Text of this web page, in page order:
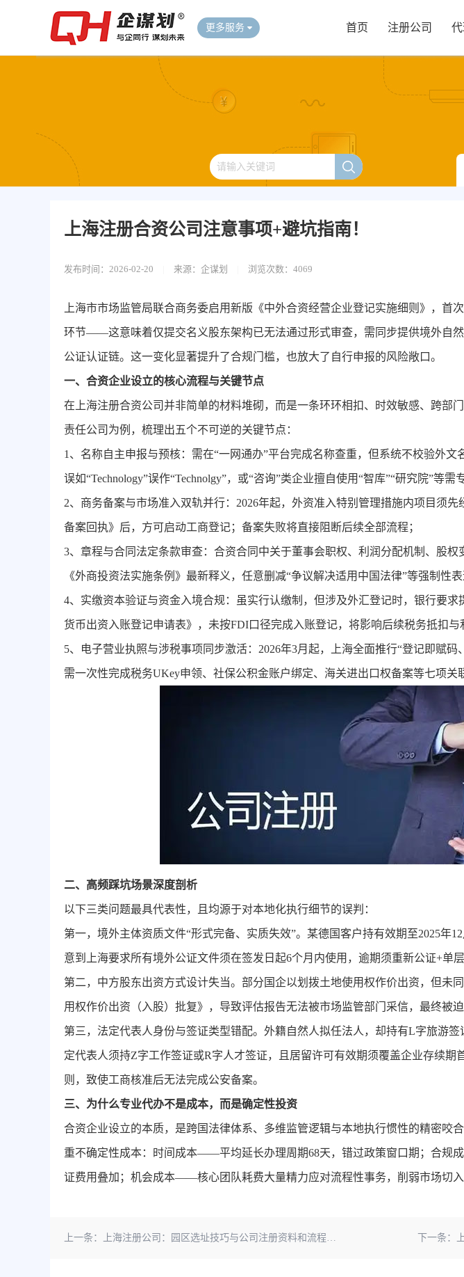
更多服务 首页 注册公司
上海注册合资公司注意事项+避坑指南！
发布时间：2026-02-20 来源：企谋划 浏览次数：4069
上海市市场监管局联合商务委启用新版《中外合资经营企业登记实施细则》，首
环节——这意味着仅提交名义股东架构已无法通过形式审查，需同步提供境外自
公证认证链。这一变化显著提升了合规门槛，也放大了自行申报的风险敞口。
一、合资企业设立的核心流程与关键节点
在上海注册合资公司并非简单的材料堆砌，而是一条环环相扣、时效敏感、跨部
责任公司为例，梳理出五个不可逆的关键节点：
1、名称自主申报与预核：需在“一网通办”平台完成名称查重，但系统不校验外
误如“Technology”误作“Technolgy”，或“咨询”类企业擅自使用“智库”“研究院”等需
2、商务备案与市场准入双轨并行：2026年起，外资准入特别管理措施内项目须
备案回执》后，方可启动工商登记；备案失败将直接阻断后续全部流程；
3、章程与合同法定条款审查：合资合同中关于董事会职权、利润分配机制、股权
《外商投资法实施条例》最新释义，任意删减“争议解决适用中国法律”等强制性表
4、实缴资本验证与资金入境合规：虽实行认缴制，但涉及外汇登记时，银行要
货币出资入账登记申请表》，未按FDI口径完成入账登记，将影响后续税务抵扣与
5、电子营业执照与涉税事项同步激活：2026年3月起，上海全面推行“登记即赋码
需一次性完成税务UKey申领、社保公积金账户绑定、海关进出口权备案等七项关
二、高频踩坑场景深度剖析
以下三类问题最具代表性，且均源于对本地化执行细节的误判：
第一，境外主体资质文件“形式完备、实质失效”。某德国客户持有效期至2025年
意到上海要求所有境外公证文件须在签发日起6个月内使用，逾期须重新公证+单
第二，中方股东出资方式设计失当。部分国企以划拨土地使用权作价出资，但未
用权作价出资（入股）批复》，导致评估报告无法被市场监管部门采信，最终被
第三，法定代表人身份与签证类型错配。外籍自然人拟任法人，却持有L字旅游
定代表人须持Z字工作签证或R字人才签证，且居留许可有效期须覆盖企业存续
则，致使工商核准后无法完成公安备案。
三、为什么专业代办不是成本，而是确定性投资
合资企业设立的本质，是跨国法律体系、多维监管逻辑与本地执行惯性的精密咬
重不确定性成本：时间成本——平均延长办理周期68天，错过政策窗口期；合规
证费用叠加；机会成本——核心团队耗费大量精力应对流程性事务，削弱市场切入
上一条： 上海注册公司：园区选址技巧与公司注册资料和流程一步到位！ 下一条：